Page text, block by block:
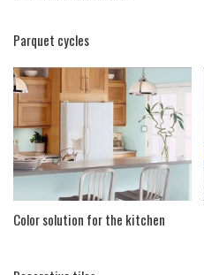
Parquet cycles
Color solution for the kitchen